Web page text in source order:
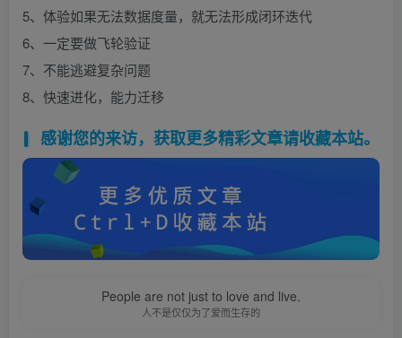
5、体验如果无法数据度量，就无法形成闭环迭代
6、一定要做飞轮验证
7、不能逃避复杂问题
8、快速进化，能力迁移
感谢您的来访，获取更多精彩文章请收藏本站。
People are not just to love and live.
人不是仅仅为了爱而生存的